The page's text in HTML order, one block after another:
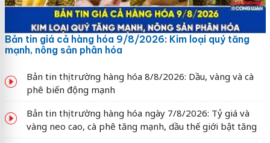
Bản tin giá cả hàng hóa 9/8/2026: Kim loại quý tăng
mạnh, nông sản phân hóa
Bản tin thị trường hàng hóa 8/8/2026: Dầu, vàng và cà
phê biến động mạnh
Bản tin thị trường hàng hóa ngày 7/8/2026: Tỷ giá và
vàng neo cao, cà phê tăng mạnh, dầu thế giới bật tăng